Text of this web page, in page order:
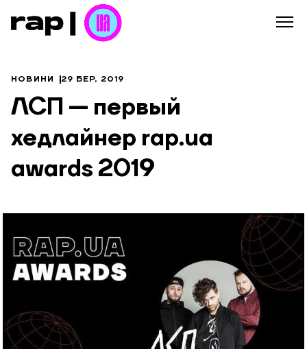
НОВИНИ 29 БЕР, 2019
ЛСП — первый
хедлайнер rap.ua
awards 2019